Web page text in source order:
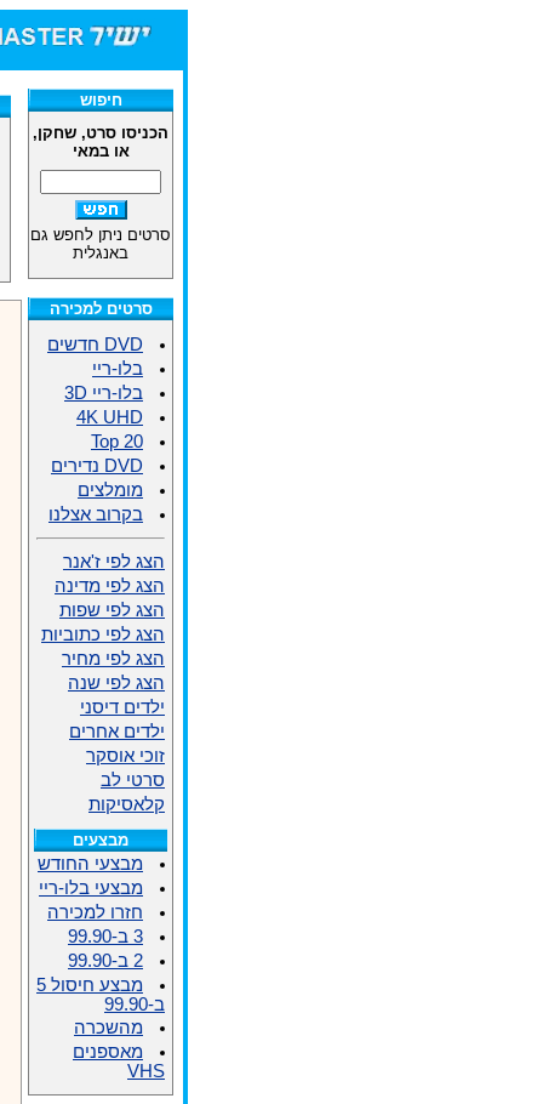
חיפוש
הכניסו סרט, שחקן,
או במאי
סרטים ניתן לחפש גם
באנגלית
סרטים למכירה
DVD חדשים
בלו-ריי
בלו-ריי 3D
4K UHD
Top 20
DVD נדירים
מומלצים
בקרוב אצלנו
הצג לפי ז'אנר
הצג לפי מדינה
הצג לפי שפות
הצג לפי כתוביות
הצג לפי מחיר
הצג לפי שנה
ילדים דיסני
ילדים אחרים
זוכי אוסקר
סרטי לב
קלאסיקות
מבצעים
מבצעי החודש
מבצעי בלו-ריי
חזרו למכירה
3 ב-99.90
2 ב-99.90
מבצע חיסול 5
ב-99.90
מהשכרה
מאספנים
VHS